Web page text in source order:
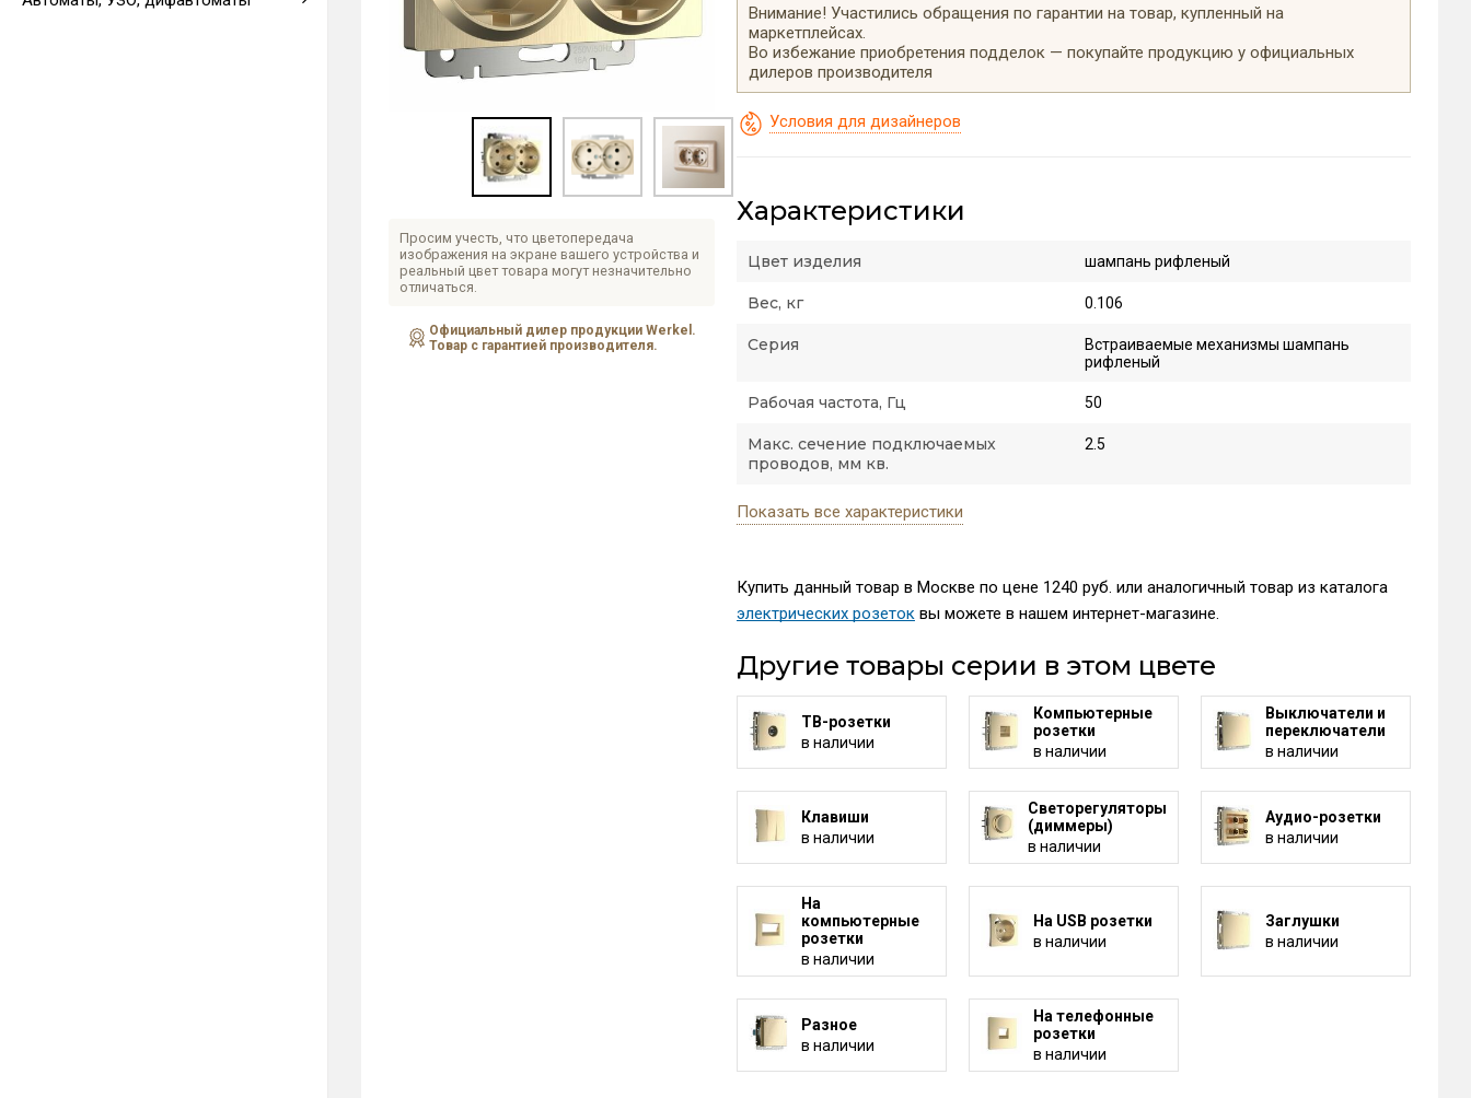
Просим учесть, что цветопередача
изображения на экране вашего устройства и
реальный цвет товара могут незначительно
отличаться.
Официальный дилер продукции Werkel.
Товар с гарантией производителя.
Внимание! Участились обращения по гарантии на товар, купленный на
маркетплейсах.
Во избежание приобретения подделок — покупайте продукцию у официальных
дилеров производителя
Условия для дизайнеров
Характеристики
Цвет изделия шампань рифленый
Вес, кг 0.106
Серия
Встраиваемые механизмы шампань
рифленый
Рабочая частота, Гц 50
Макс. сечение подключаемых
проводов, мм кв.
2.5
Показать все характеристики
Купить данный товар в Москве по цене 1240 руб. или аналогичный товар из каталога
электрических розеток вы можете в нашем интернет-магазине.
Другие товары серии в этом цвете
ТВ-розетки
в наличии
Компьютерные
розетки
в наличии
Выключатели и
переключатели
в наличии
Клавиши
в наличии
Светорегуляторы
(диммеры)
в наличии
Аудио-розетки
в наличии
На
компьютерные
розетки
в наличии
На USB розетки
в наличии
Заглушки
в наличии
Разное
в наличии
На телефонные
розетки
в наличии